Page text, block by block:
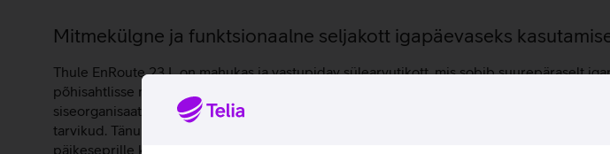
Lisainfo
Mitmekülgne ja funktsionaalne seljakott igapäevaseks
Thule EnRoute 23 L on mahukas ja vastupidav sülearvutikott, mis sobib suurepäraselt
põhisahtlisse mahub kuni 16-tolline sülearvuti, tahvelarvuti ja igapäevased tarvikud,
siseorganisaatoriga aitab väiksemad esemed korrastatult hoida, samal ajal kui teises
tarvikud. Tänu sellele on seljakott eriti praktiline nii treeningule minnes kui ka
päikeseprille kriimustuste eest ning muudab need kiiresti leitavaks. Seljakott on